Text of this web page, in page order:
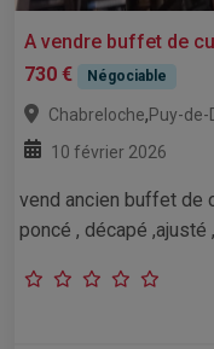
A vendre buffet de
730 €
Négociable
Chabreloche,Puy-de-
10 février 2026
vend ancien buffet de
poncé , décapé ,ajusté ,...